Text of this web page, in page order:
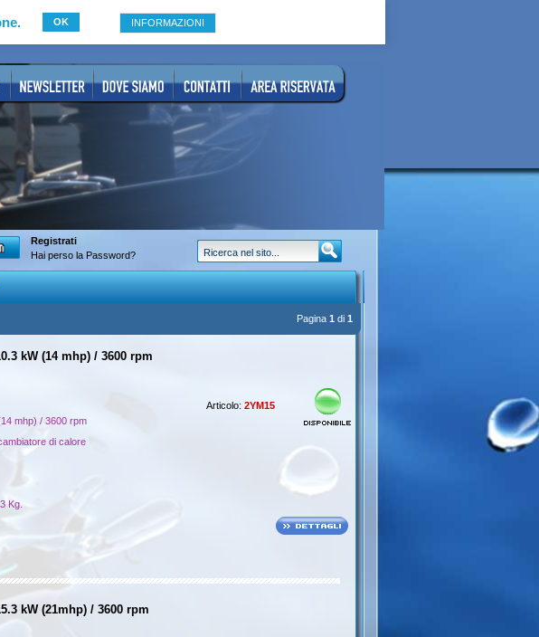
OK INFORMAZIONI
Registrati
Hai perso la Password?
Pagina 1 di 1
kW (14 mhp) / 3600 rpm
mhp) / 3600 rpm
di calore
Kg.
Articolo: 2YM15
kW (21mhp) / 3600 rpm